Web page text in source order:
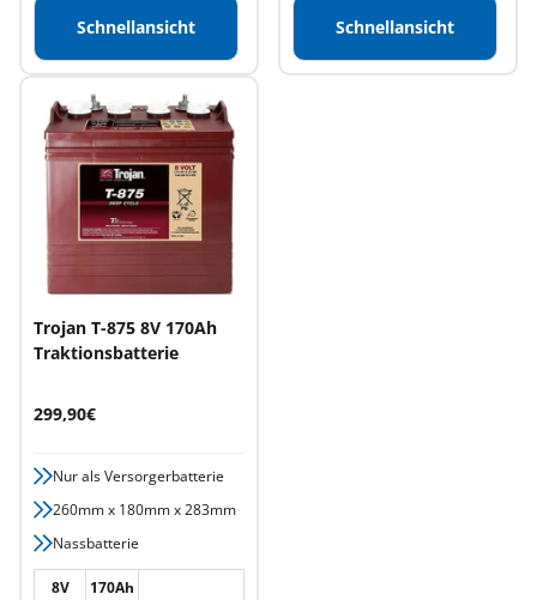
Schnellansicht Schnellansicht
Trojan T-875 8V 170Ah
Traktionsbatterie
Angebotspreis
299,90€
Nur als Versorgerbatterie
260mm x 180mm x 283mm
Nassbatterie
8V 170Ah